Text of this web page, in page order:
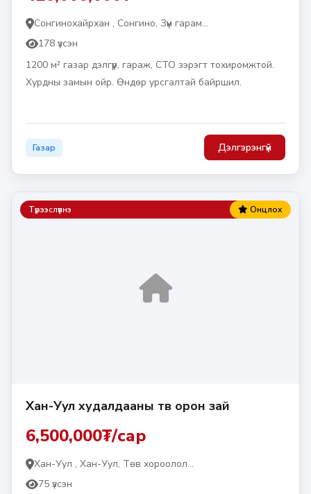
Сонгинохайрхан , Сонгино, Зүүн гарам...
178 үзсэн
1200 м² газар дэлгүүр, гараж, СТО зэрэгт тохиромжтой.
Хурдны замын ойр. Өндөр урсгалтай байршил.
Газар Дэлгэрэнгүй
Түрээслүүлнэ Онцлох
Хан-Уул худалдааны төв орон зай
6,500,000₮/сар
Хан-Уул , Хан-Уул, Төв хороолол...
75 үзсэн